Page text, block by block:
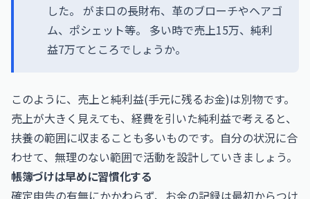
した。 がま口の長財布、革のブローチやヘアゴ
ム、ポシェット等。 多い時で売上15万、純利
益7万てところでしょうか。
このように、売上と純利益(手元に残るお金)は別物です。
売上が大きく見えても、経費を引いた純利益で考えると、
扶養の範囲に収まることも多いものです。自分の状況に合
わせて、無理のない範囲で活動を設計していきましょう。
帳簿づけは早めに習慣化する
確定申告の有無にかかわらず、お金の記録は最初からつけ